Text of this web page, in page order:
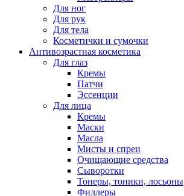
Для ног
Для рук
Для тела
Косметички и сумочки
Антивозрастная косметика
Для глаз
Кремы
Патчи
Эссенции
Для лица
Кремы
Маски
Масла
Мисты и спреи
Очищающие средства
Сыворотки
Тонеры, тоники, лосьоны
Филлеры